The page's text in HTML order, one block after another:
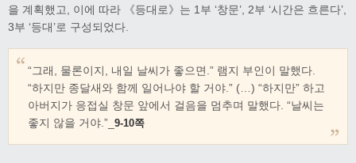
을 계획했고, 이에 따라 《등대로》는 1부 ‘창문’, 2부 ‘시간은 흐른다’,
3부 ‘등대’로 구성되었다.
“그래, 물론이지, 내일 날씨가 좋으면.” 램지 부인이 말했다.
“하지만 종달새와 함께 일어나야 할 거야.” (…) “하지만” 하고
아버지가 응접실 창문 앞에서 걸음을 멈추며 말했다. “날씨는
좋지 않을 거야.”_ 9-10쪽